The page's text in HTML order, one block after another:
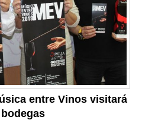
entre Vinos visitará